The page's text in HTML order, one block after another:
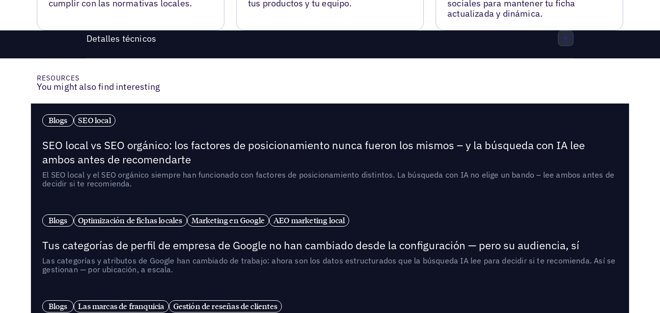
cumplir con las normativas locales.
tus productos y tu equipo.
sociales para mantener tu ficha
actualizada y dinámica.
Detalles técnicos
RESOURCES
You might also find interesting
Blogs SEO local
SEO local vs SEO orgánico: los factores de posicionamiento nunca fueron los mismos – y la búsqueda con IA lee
ambos antes de recomendarte
El SEO local y el SEO orgánico siempre han funcionado con factores de posicionamiento distintos. La búsqueda con IA no elige un bando – lee ambos antes de
decidir si te recomienda.
Blogs Optimización de fichas locales Marketing en Google AEO marketing local
Tus categorías de perfil de empresa de Google no han cambiado desde la configuración — pero su audiencia, sí
Las categorías y atributos de Google han cambiado de trabajo: ahora son los datos estructurados que la búsqueda IA lee para decidir si te recomienda. Así se
gestionan — por ubicación, a escala.
Blogs Las marcas de franquicia Gestión de reseñas de clientes